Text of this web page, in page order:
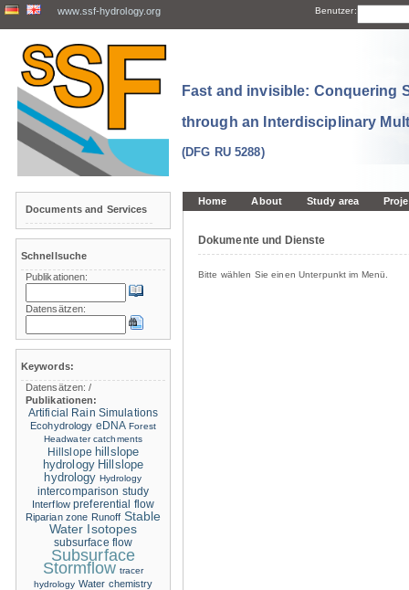
www.ssf-hydrology.org Benutzer:
Fast and invisible: Conquering
through an Interdisciplinary
(DFG RU 5288)
Home About Study area
Dokumente und Dienste
Bitte wählen Sie einen Unterpunkt im Menü.
Documents and Services
Schnellsuche
Publikationen:
Datensätzen:
Keywords:
Datensätzen:/
Publikationen:
Artificial Rain Simulations
Ecohydrology eDNA Forest
Headwater catchments
Hillslope hillslope
hydrology Hillslope
hydrology Hydrology
intercomparison study
Interflow preferential flow
Riparian zone Runoff Stable
Water Isotopes
subsurface flow
Subsurface
Stormflow tracer
hydrology Water chemistry